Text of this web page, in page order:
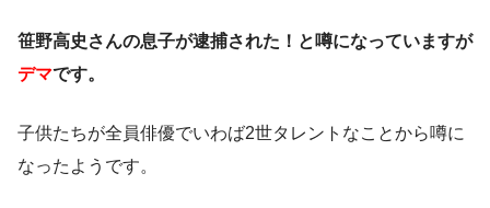
笹野高史さんの息子が逮捕された！と噂になっていますが
デマです。
子供たちが全員俳優でいわば2世タレントなことから噂に
なったようです。